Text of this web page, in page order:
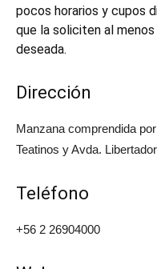
pocos horarios y cupos
que la soliciten al
deseada.
Dirección
Manzana comprendida
Teatinos y Avda.
Teléfono
+56 2 26904000